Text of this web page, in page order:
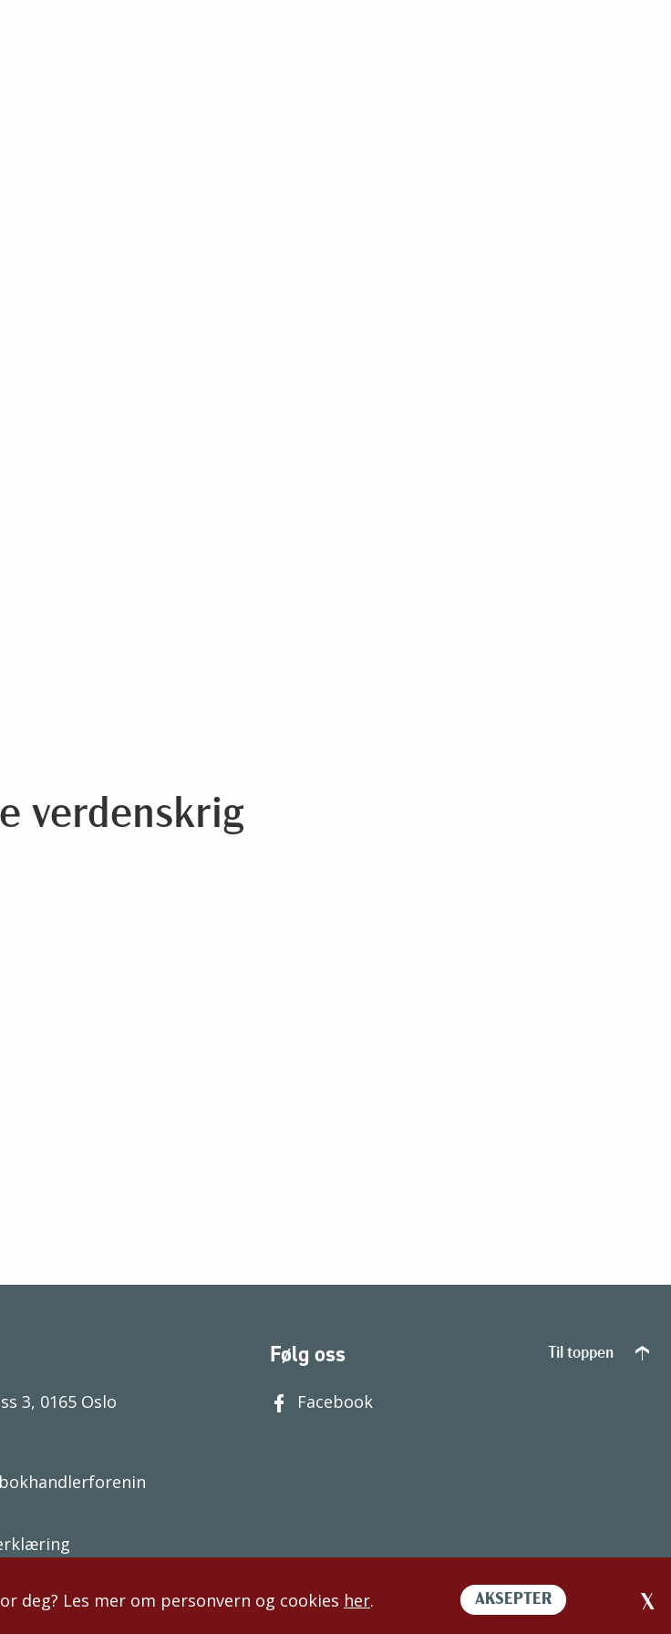
verdenskrig
deg? Les mer om personvern og cookies her. AKSEPTER
3, 0165 Oslo
Følg oss
Facebook
Til toppen